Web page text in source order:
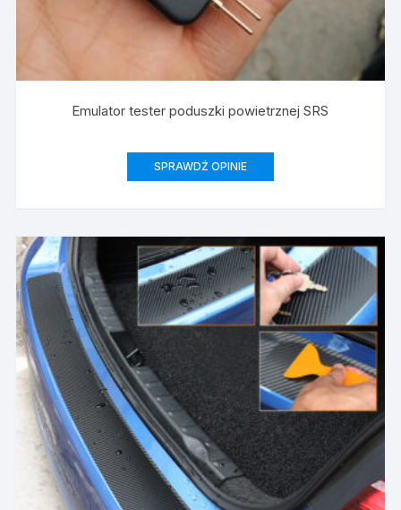
Emulator tester poduszki powietrznej SRS
SPRAWDŹ OPINIE